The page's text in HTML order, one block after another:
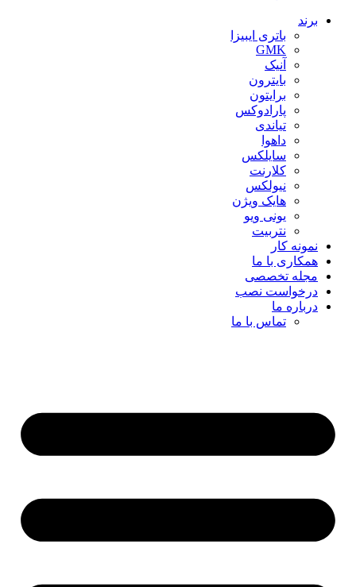
برند
باتری ایبیزا
GMK
آنیک
بایترون
برایتون
پارادوکس
تیاندی
داهوا
سایلکس
کلارنت
نیولکس
هایک ویژن
یونی ویو
نتربیت
نمونه کار
همکاری با ما
مجله تخصصی
درخواست نصب
درباره ما
تماس با ما